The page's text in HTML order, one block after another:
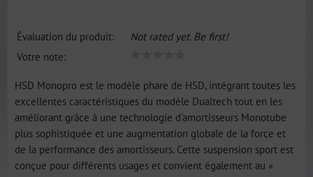
Évaluation du produit:
Not rated yet. Be first!
Votre note:
HSD Monopro est le modèle phare de HSD, intégrant toutes les
excellentes caractéristiques du modèle Dualtech tout en les
améliorant grâce à une technologie d'amortisseurs Monotube
plus sophistiquée et une augmentation globale de la force et
de la performance des amortisseurs. Cette suspension sport est
conçue pour différents usages et convient également au «